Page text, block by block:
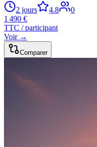
2 jours 4.8
0
1 490 €
TTC / participant
Voir →
Comparer